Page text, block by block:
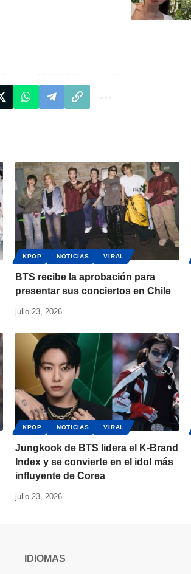
KPOP NOTICIAS VIRAL
BTS recibe la aprobación para
presentar sus conciertos en Chile
julio 23, 2026
KPOP NOTICIAS VIRAL
Jungkook de BTS lidera el K-Brand
Index y se convierte en el idol más
influyente de Corea
julio 23, 2026
IDIOMAS